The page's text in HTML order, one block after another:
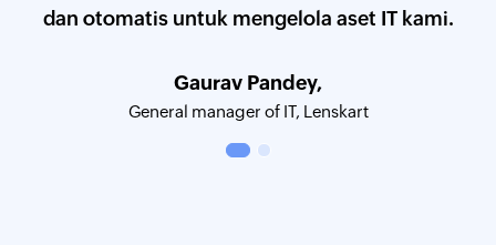
dan otomatis untuk mengelola aset IT kami.
Gaurav Pandey,
General manager of IT, Lenskart